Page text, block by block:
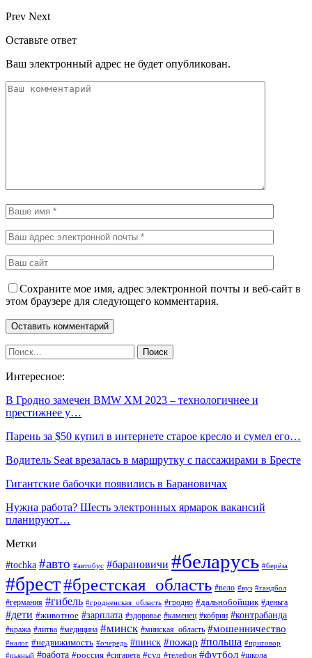
Prev Next
Оставьте ответ
Ваш электронный адрес не будет опубликован.
Сохраните мое имя, адрес электронной почты и веб-сайт в
этом браузере для следующего комментария.
Интересное:
В Гродно замечен BMW XM 2023 – технологичнее и
престижнее у…
Парень за $50 купил в интернете старое кресло и сумел его…
Водитель Seat врезалась в маршрутку с пассажирами в Бресте
Гигантские бабочки появились в Барановичах
Нужна работа? Шесть электронных ярмарок вакансий
планируют…
Метки
#tochka #авто #автобус #барановичи #беларусь #берёза
#брест#брестская_область #вело #вуз #гандбол
#германия #гибель #гродненская_область #гродно #дальнобойщик #деньга
#дети #животное #зарплата #здоровье #каменец #кобрин #контрабанда
#кража #литва #медицина #минск #минская_область #мошенничество
#налог #недвижимость #очередь #пинск #пожар #польша #приговор
#пьяный #работа #россия #сигарета #суд #телефон #футбол #школа